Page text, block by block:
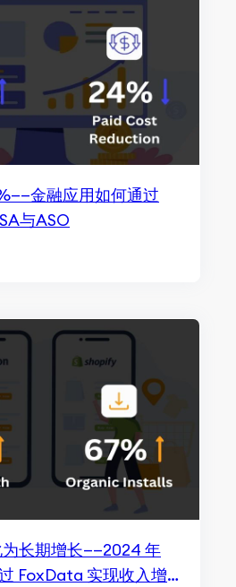
金融应用如何通过
与ASO
长期增长——2024 年
FoxData 实现收入增